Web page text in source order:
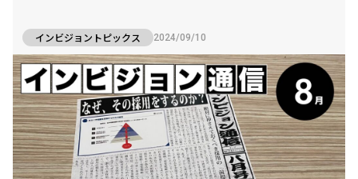
インビジョントピックス 2024/09/10